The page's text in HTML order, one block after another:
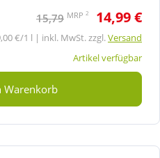
15,79 MRP 2 14,99 €
€/1 l | inkl. MwSt. zzgl.Versand
Artikel verfügbar
Warenkorb